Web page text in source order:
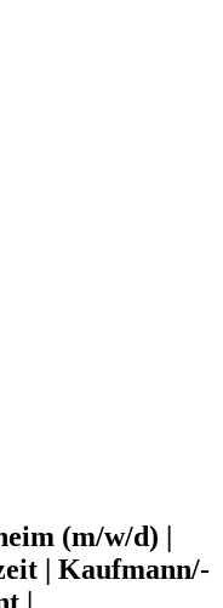
(m/w/d) |
| Kaufmann/-
|